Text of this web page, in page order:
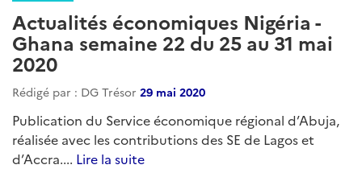
Actualités économiques Nigéria -
Ghana semaine 22 du 25 au 31 mai
2020
Rédigé par : DG Trésor 29 mai 2020
Publication du Service économique régional d’Abuja,
réalisée avec les contributions des SE de Lagos et
d’Accra.... Lire la suite